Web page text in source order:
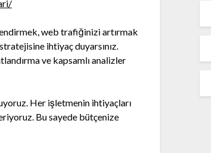
web trafiğinizi artırmak
ihtiyaç duyarsınız.
ve kapsamlı analizler
Her işletmenin ihtiyaçları
Bu sayede bütçenize